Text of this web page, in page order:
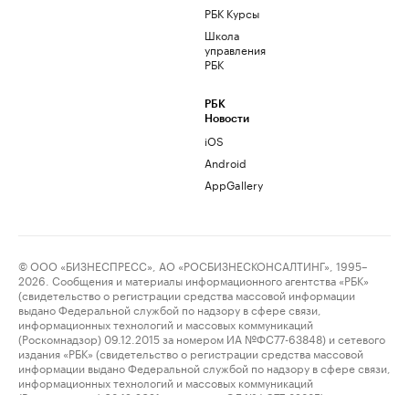
РБК Курсы
Школа
управления
РБК
РБК
Новости
iOS
Android
AppGallery
© ООО «БИЗНЕСПРЕСС», АО «РОСБИЗНЕСКОНСАЛТИНГ», 1995–
2026. Сообщения и материалы информационного агентства «РБК»
(свидетельство о регистрации средства массовой информации
выдано Федеральной службой по надзору в сфере связи,
информационных технологий и массовых коммуникаций
(Роскомнадзор) 09.12.2015 за номером ИА №ФС77-63848) и сетевого
издания «РБК» (свидетельство о регистрации средства массовой
информации выдано Федеральной службой по надзору в сфере связи,
информационных технологий и массовых коммуникаций